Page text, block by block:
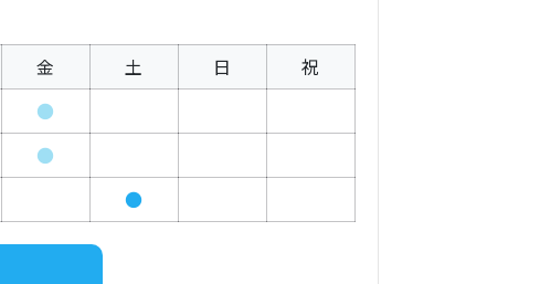
金 土 日 祝
●
●
●